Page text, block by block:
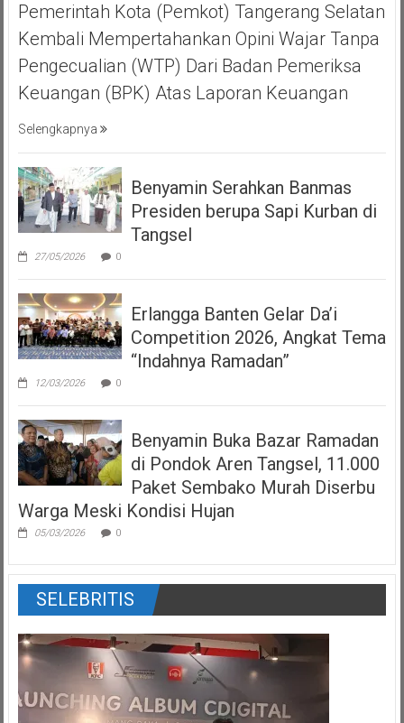
Pemerintah Kota (Pemkot) Tangerang Selatan
Kembali Mempertahankan Opini Wajar Tanpa
Pengecualian (WTP) Dari Badan Pemeriksa
Keuangan (BPK) Atas Laporan Keuangan
Selengkapnya
Benyamin Serahkan Banmas
Presiden berupa Sapi Kurban di
Tangsel
27/05/2026 0
Erlangga Banten Gelar Da’i
Competition 2026, Angkat Tema
“Indahnya Ramadan”
12/03/2026 0
Benyamin Buka Bazar Ramadan
di Pondok Aren Tangsel, 11.000
Paket Sembako Murah Diserbu
Warga Meski Kondisi Hujan
05/03/2026 0
SELEBRITIS